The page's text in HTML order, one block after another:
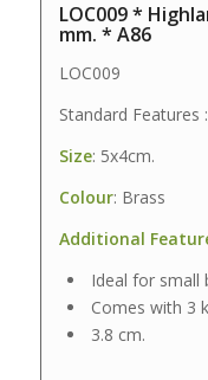
LOC009 *
mm. * A86
LOC009
Standard Features :
Size: 5x4cm.
Colour: Brass
Additional
Ideal for small
Comes with 3
3.8 cm.